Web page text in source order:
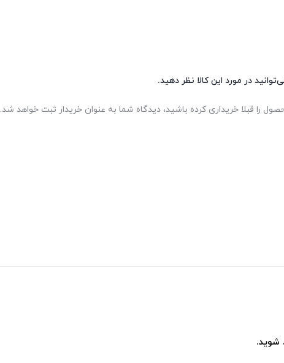
در مورد این کالا نظر دهید.
را قبلا خریداری کرده باشید، دیدگاه شما به عنوان خریدار ثبت خواهد شد.
شوید.